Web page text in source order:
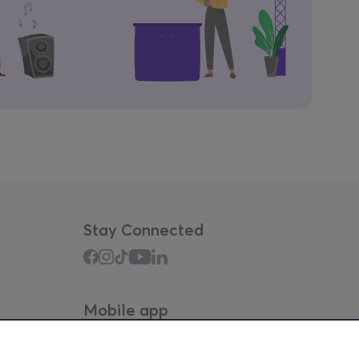
Stay Connected
Mobile app